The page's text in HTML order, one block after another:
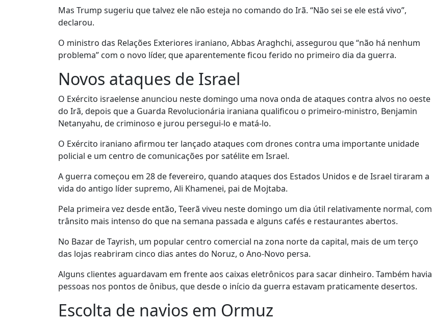
Mas Trump sugeriu que talvez ele não esteja no comando do Irã. “Não sei se ele está vivo”,
declarou.
O ministro das Relações Exteriores iraniano, Abbas Araghchi, assegurou que “não há nenhum
problema” com o novo líder, que aparentemente ficou ferido no primeiro dia da guerra.
Novos ataques de Israel
O Exército israelense anunciou neste domingo uma nova onda de ataques contra alvos no oeste
do Irã, depois que a Guarda Revolucionária iraniana qualificou o primeiro-ministro, Benjamin
Netanyahu, de criminoso e jurou persegui-lo e matá-lo.
O Exército iraniano afirmou ter lançado ataques com drones contra uma importante unidade
policial e um centro de comunicações por satélite em Israel.
A guerra começou em 28 de fevereiro, quando ataques dos Estados Unidos e de Israel tiraram a
vida do antigo líder supremo, Ali Khamenei, pai de Mojtaba.
Pela primeira vez desde então, Teerã viveu neste domingo um dia útil relativamente normal, com
trânsito mais intenso do que na semana passada e alguns cafés e restaurantes abertos.
No Bazar de Tayrish, um popular centro comercial na zona norte da capital, mais de um terço
das lojas reabriram cinco dias antes do Noruz, o Ano-Novo persa.
Alguns clientes aguardavam em frente aos caixas eletrônicos para sacar dinheiro. Também havia
pessoas nos pontos de ônibus, que desde o início da guerra estavam praticamente desertos.
Escolta de navios em Ormuz